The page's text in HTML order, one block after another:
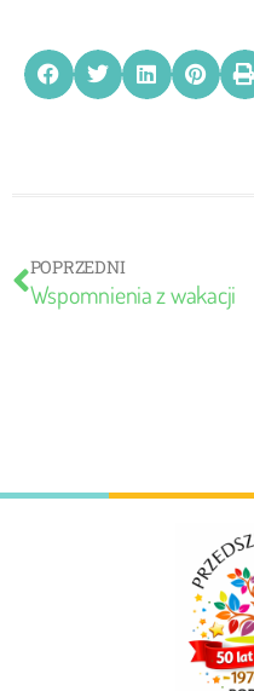
POPRZEDNI
Wspomnienia z wakacji